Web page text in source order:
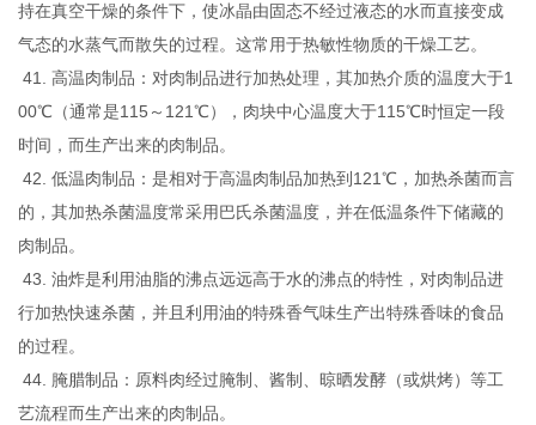
持在真空干燥的条件下，使冰晶由固态不经过液态的水而直接变成
气态的水蒸气而散失的过程。这常用于热敏性物质的干燥工艺。
41. 高温肉制品：对肉制品进行加热处理，其加热介质的温度大于1
00℃（通常是115～121℃），肉块中心温度大于115℃时恒定一段
时间，而生产出来的肉制品。
42. 低温肉制品：是相对于高温肉制品加热到121℃，加热杀菌而言
的，其加热杀菌温度常采用巴氏杀菌温度，并在低温条件下储藏的
肉制品。
43. 油炸是利用油脂的沸点远远高于水的沸点的特性，对肉制品进
行加热快速杀菌，并且利用油的特殊香气味生产出特殊香味的食品
的过程。
44. 腌腊制品：原料肉经过腌制、酱制、晾晒发酵（或烘烤）等工
艺流程而生产出来的肉制品。